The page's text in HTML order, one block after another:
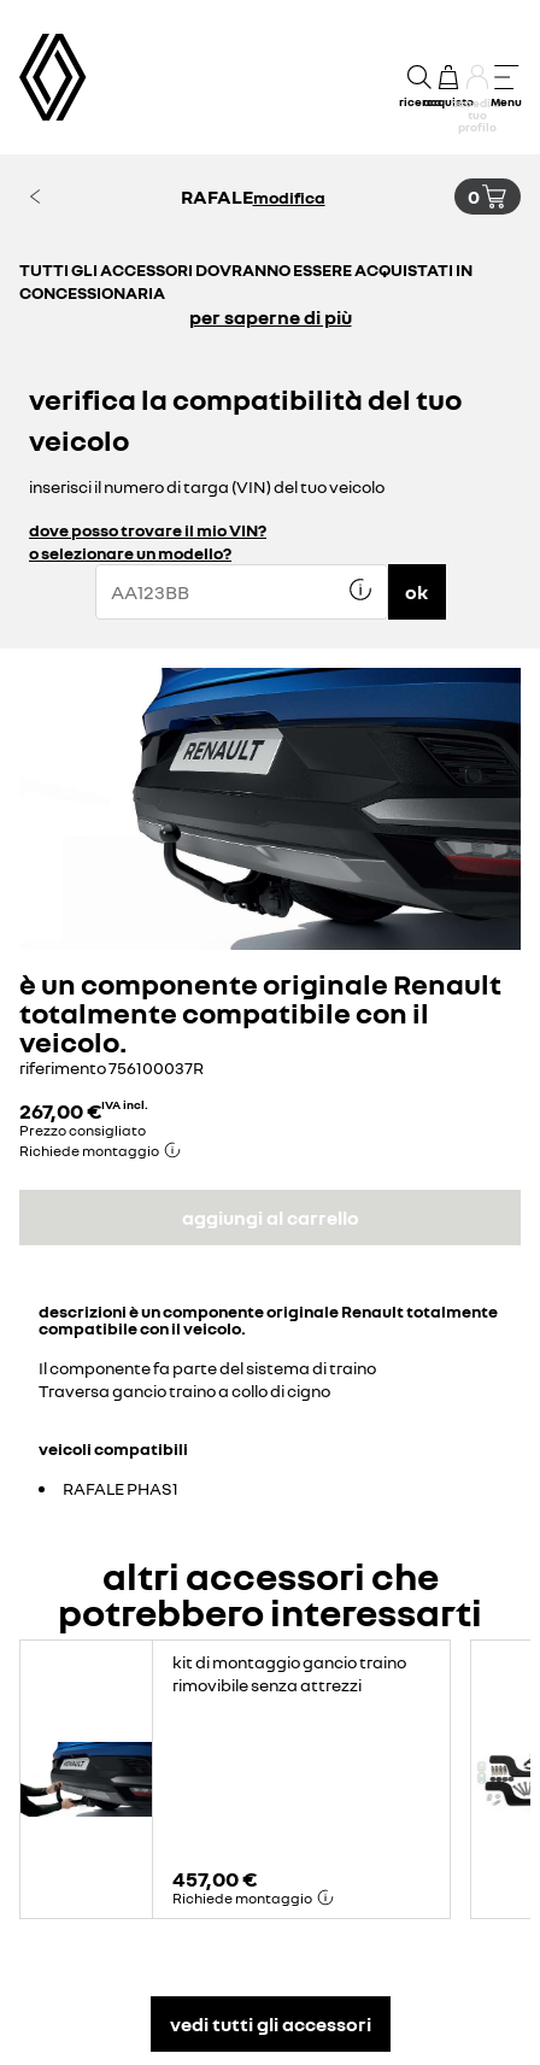
ricercaacquistoaccedi al
tuo
profilo
Menu
RAFALEmodifica 0
TUTTI GLI ACCESSORI DOVRANNO ESSERE ACQUISTATI IN
CONCESSIONARIA
per saperne di più
verifica la compatibilità del tuo
veicolo
inserisci il numero di targa (VIN) del tuo veicolo
dove posso trovare il mio VIN?
o selezionare un modello?
ok
è un componente originale Renault
totalmente compatibile con il
veicolo.
riferimento756100037R
267,00 €IVA incl.
Prezzo consigliato
Richiede montaggio
aggiungi al carrello
descrizioniè un componente originale Renault totalmente
compatibile con il veicolo.
Il componente fa parte del sistema di traino
Traversa gancio traino a collo di cigno
veicoli compatibili
RAFALE PHAS1
altri accessori che
potrebbero interessarti
kit di montaggio gancio traino
rimovibile senza attrezzi
457,00 €
Richiede montaggio
vedi tutti gli accessori​